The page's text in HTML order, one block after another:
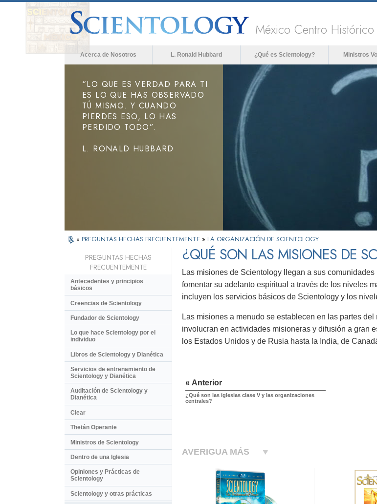
México Centro Histórico
Acerca de Nosotros L. Ronald Hubbard ¿Qué es Scientology? Ministros
“LO QUE ES VERDAD PARA TI
ES LO QUE HAS OBSERVADO
TÚ MISMO. Y CUANDO
PIERDES ESO, LO HAS
PERDIDO TODO”.
L. RONALD HUBBARD
» PREGUNTAS HECHAS FRECUENTEMENTE » LA ORGANIZACIÓN DE SCIENTOLOGY
¿QUÉ SON LAS MISIONES DE
Las misiones de Scientology llegan a sus
fomentar su adelanto espiritual a través de los niveles
incluyen los servicios básicos de Scientology y los
Las misiones a menudo se establecen en las partes
involucran en actividades misioneras y difusión a gran
los Estados Unidos y de Rusia hasta la India, de
« Anterior
¿Qué son las iglesias clase V y las organizaciones
centrales?
AVERIGUA MÁS
PREGUNTAS HECHAS
FRECUENTEMENTE
Antecedentes y principios
básicos
Creencias de Scientology
Fundador de Scientology
Lo que hace Scientology por el
individuo
Libros de Scientology y Dianética
Servicios de entrenamiento de
Scientology y Dianética
Auditación de Scientology y
Dianética
Clear
Thetán Operante
Ministros de Scientology
Dentro de una Iglesia
Opiniones y Prácticas de
Scientology
Scientology y otras prácticas